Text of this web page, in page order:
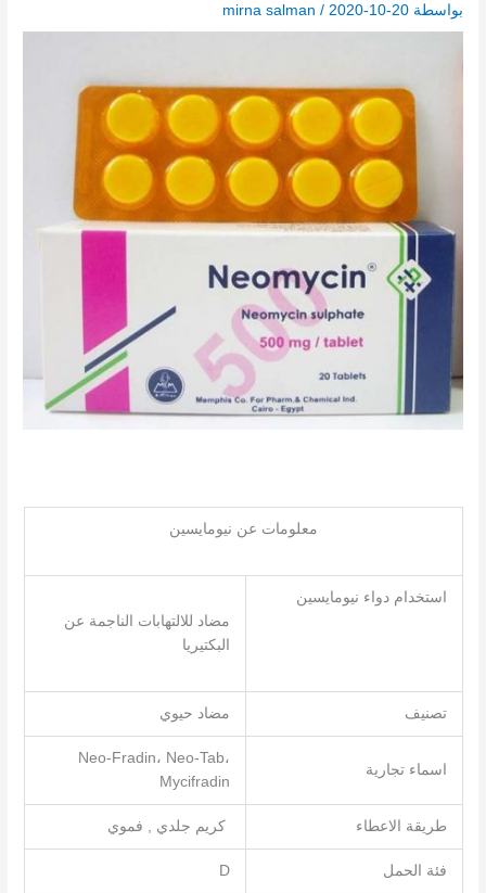
بواسطة mirna salman / 2020-10-20
معلومات عن نيومايسين
استخدام دواء نيومايسين
مضاد للالتهابات الناجمة عن
البكتيريا
تصنيف مضاد حيوي
اسماء تجارية
Neo-Fradin، Neo-Tab،
Mycifradin
طريقة الاعطاء كريم جلدي , فموي
فئة الحمل D